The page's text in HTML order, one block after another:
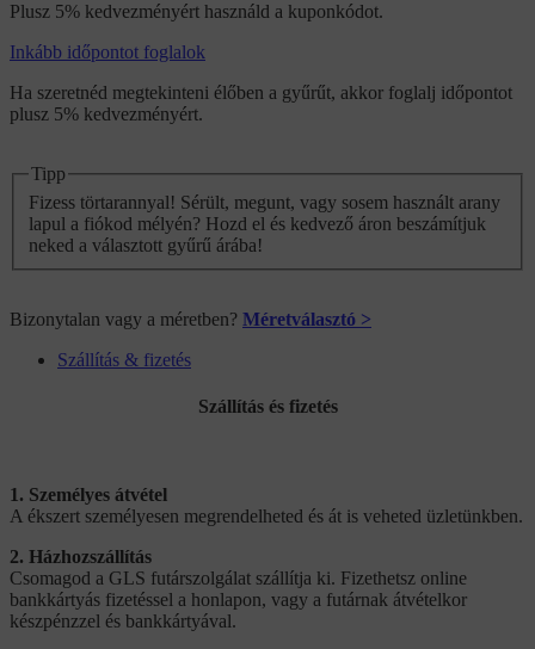
Plusz 5% kedvezményért használd a kuponkódot.
Inkább időpontot foglalok
Ha szeretnéd megtekinteni élőben a gyűrűt, akkor foglalj időpontot
plusz 5% kedvezményért.
Tipp
Fizess törtarannyal! Sérült, megunt, vagy sosem használt arany
lapul a fiókod mélyén? Hozd el és kedvező áron beszámítjuk
neked a választott gyűrű árába!
Bizonytalan vagy a méretben? Méretválasztó >
Szállítás & fizetés
Szállítás és fizetés
1. Személyes átvétel
A ékszert személyesen megrendelheted és át is veheted üzletünkben.
2. Házhozszállítás
Csomagod a GLS futárszolgálat szállítja ki. Fizethetsz online
bankkártyás fizetéssel a honlapon, vagy a futárnak átvételkor
készpénzzel és bankkártyával.